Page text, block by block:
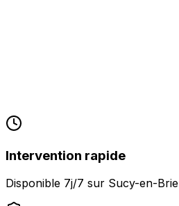
Intervention rapide
Disponible 7j/7 sur Sucy-en-Brie